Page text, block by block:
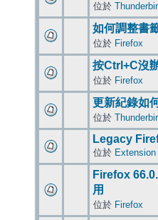
位於
如何調整書
位於 Firefox
按Ctrl+C沒
位於 Firefox
更新紀錄如
位於
Legacy
位於
Firefox
用
位於 Firefox